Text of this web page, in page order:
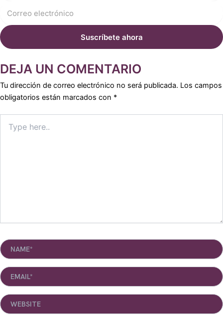
DEJA UN COMENTARIO
Tu dirección de correo electrónico no será publicada. Los campos
obligatorios están marcados con *
here..
Name*
Email*
Website